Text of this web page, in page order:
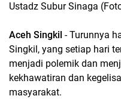
Ustadz Subur Sinaga
Aceh Singkil - Turunnya
Singkil, yang setiap hari
menjadi polemik dan
kekhawatiran dan
masyarakat.